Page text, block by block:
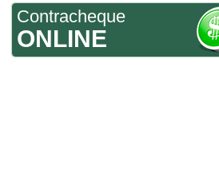
Contracheque
ONLINE